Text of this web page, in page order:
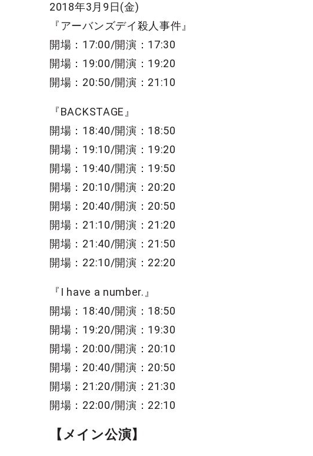
2018年3月9日(金)
『アーバンズデイ殺人事件』
開場：17:00/開演：17:30
開場：19:00/開演：19:20
開場：20:50/開演：21:10
『BACKSTAGE』
開場：18:40/開演：18:50
開場：19:10/開演：19:20
開場：19:40/開演：19:50
開場：20:10/開演：20:20
開場：20:40/開演：20:50
開場：21:10/開演：21:20
開場：21:40/開演：21:50
開場：22:10/開演：22:20
『I have a number.』
開場：18:40/開演：18:50
開場：19:20/開演：19:30
開場：20:00/開演：20:10
開場：20:40/開演：20:50
開場：21:20/開演：21:30
開場：22:00/開演：22:10
【メイン公演】